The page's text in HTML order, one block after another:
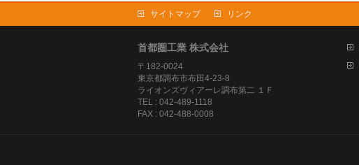
サイトマップ リンク
首都圏工業 株式会社
〒182-0024
東京都調布市布田4-23-8
ライオンズヴィアーレ調布第二 １Ｆ
TEL : 042-489-1118
FAX : 042-488-0008